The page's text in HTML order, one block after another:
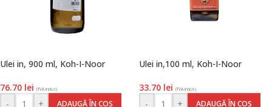
Ulei in, 900 ml, Koh-I-Noor
76.70 lei (TVA inclus)
- + ADAUGĂ ÎN COȘ
Ulei in,100 ml, Koh-I-Noor
33.70 lei (TVA inclus)
- + ADAUGĂ ÎN COȘ